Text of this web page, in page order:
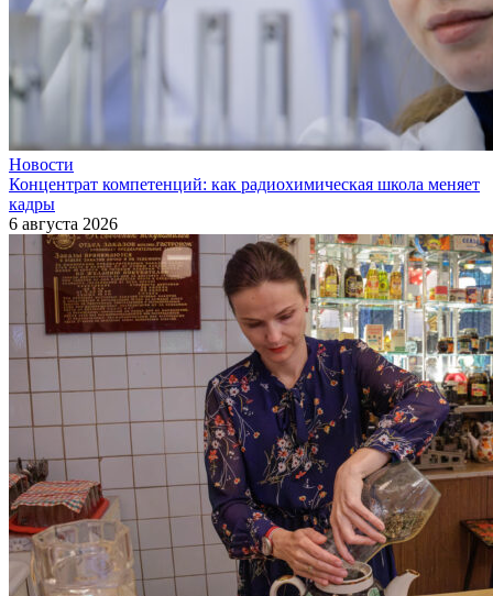
Новости
Концентрат компетенций: как радиохимическая школа меняет
кадры
6 августа 2026